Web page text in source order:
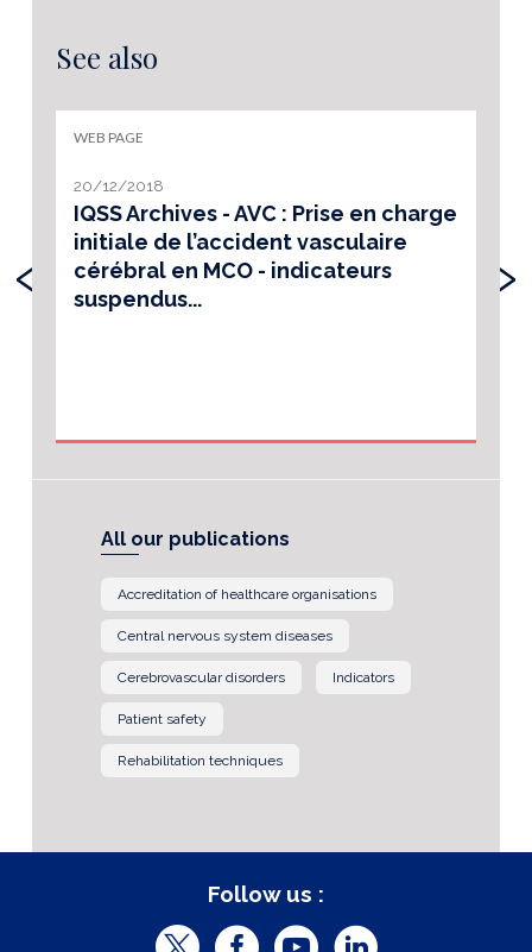
See also
WEB PAGE
20/12/2018
IQSS Archives - AVC : Prise en charge
initiale de l’accident vasculaire
cérébral en MCO - indicateurs
suspendus...
‹ ›
All our publications
Accreditation of healthcare organisations
Central nervous system diseases
Cerebrovascular disorders Indicators
Patient safety
Rehabilitation techniques
Follow us :